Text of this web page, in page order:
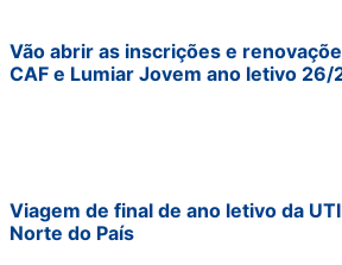
Vão abrir as inscrições e
CAF e Lumiar Jovem ano letivo 26/
Viagem de final de ano letivo da
Norte do País